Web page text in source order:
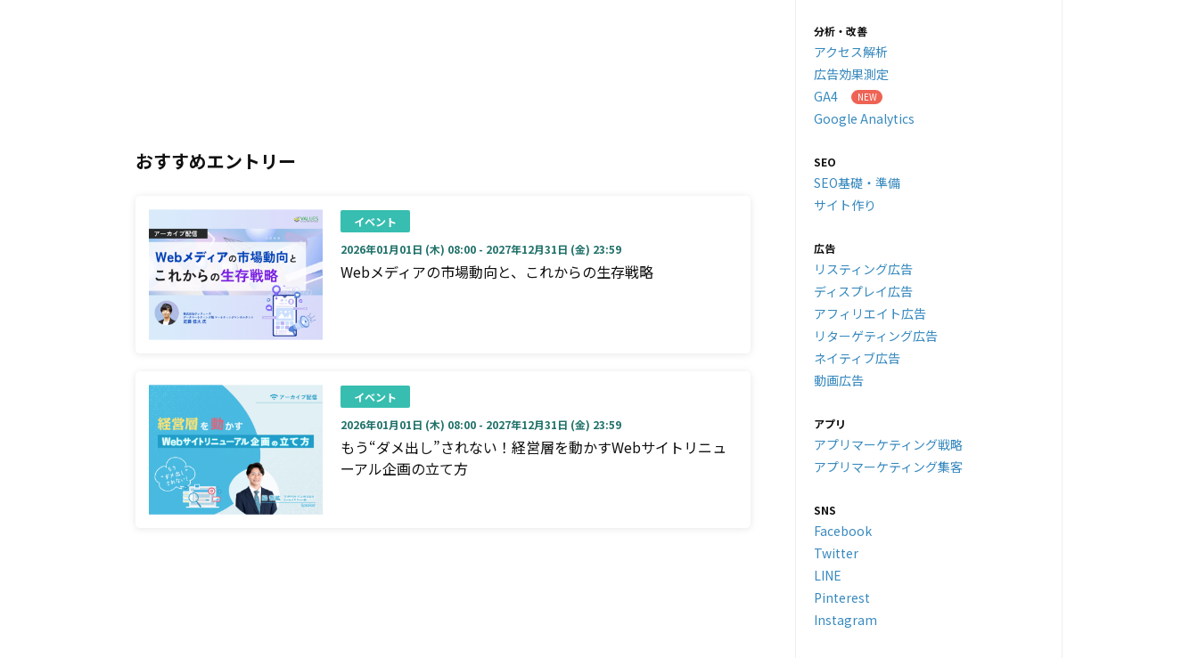
おすすめエントリー
イベント
2026年01月01日 (木) 08:00 - 2027年12月31日 (金) 23:59
Webメディアの市場動向と、これからの生存戦略
イベント
2026年01月01日 (木) 08:00 - 2027年12月31日 (金) 23:59
もう“ダメ出し”されない！経営層を動かすWebサイトリニュ
ーアル企画の立て方
分析・改善
アクセス解析
広告効果測定
GA4
Google Analytics
SEO
SEO基礎・準備
サイト作り
広告
リスティング広告
ディスプレイ広告
アフィリエイト広告
リターゲティング広告
ネイティブ広告
動画広告
アプリ
アプリマーケティング戦略
アプリマーケティング集客
SNS
Facebook
Twitter
LINE
Pinterest
Instagram